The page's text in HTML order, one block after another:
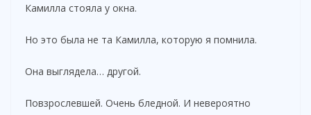
Камилла стояла у окна.
Но это была не та Камилла, которую я помнила.
Она выглядела… другой.
Повзрослевшей. Очень бледной. И невероятно